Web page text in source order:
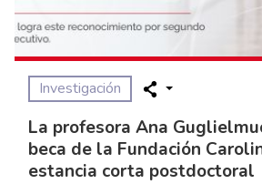
Investigación
La profesora Ana
beca de la Fundación
estancia corta postdoctoral